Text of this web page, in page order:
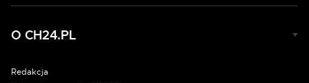
O CH24.PL
Redakcja